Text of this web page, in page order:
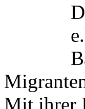
Mit ihrer